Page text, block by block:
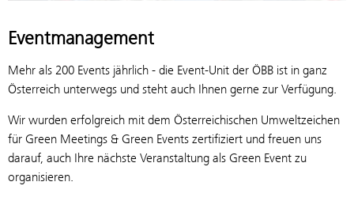
Eventmanagement
Mehr als 200 Events jährlich - die Event-Unit der ÖBB ist in ganz
Österreich unterwegs und steht auch Ihnen gerne zur Verfügung.
Wir wurden erfolgreich mit dem Österreichischen Umweltzeichen
für Green Meetings & Green Events zertifiziert und freuen uns
darauf, auch Ihre nächste Veranstaltung als Green Event zu
organisieren.